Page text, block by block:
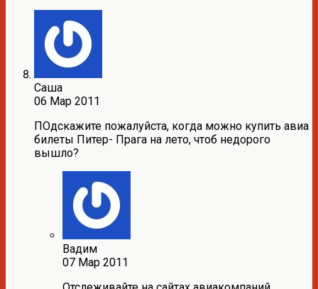
Саша
06 Мар 2011
ПОдскажите пожалуйста, когда можно купить авиа
билеты Питер- Прага на лето, чтоб недорого
вышло?
Вадим
07 Мар 2011